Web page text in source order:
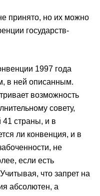
принято, но их можно
государств-
1997 года
в ней описанным.
возможность
совету,
41 страны, и в
ли конвенция, и в
не
если есть
что запрет на
абсолютен, а